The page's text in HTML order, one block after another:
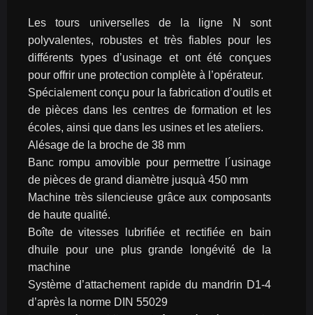
Les tours universelles de la ligne N sont
polyvalentes, robustes et très fiables pour les
différents types d’usinage et ont été conçues
pour offrir une protection complète à l’opérateur.
Spécialement conçu pour la fabrication d’outils et
de pièces dans les centres de formation et les
écoles, ainsi que dans les usines et les ateliers.
Alésage de la broche de 38 mm
Banc rompu amovible pour permettre l´usinage
de pièces de grand diamètre jusquà 450 mm
Machine très silencieuse grâce aux composants
de haute qualité.
Boîte de vitesses lubrifiée et rectifiée en bain
dhuile pour une plus grande longévité de la
machine
Système d’attachement rapide du mandrin D1-4
d’après la norme DIN 55029